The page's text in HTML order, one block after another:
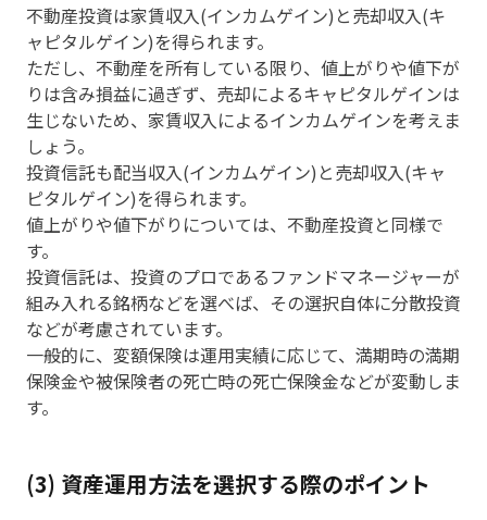
不動産投資は家賃収入(インカムゲイン)と売却収入(キ
ャピタルゲイン)を得られます。
ただし、不動産を所有している限り、値上がりや値下が
りは含み損益に過ぎず、売却によるキャピタルゲインは
生じないため、家賃収入によるインカムゲインを考えま
しょう。
投資信託も配当収入(インカムゲイン)と売却収入(キャ
ピタルゲイン)を得られます。
値上がりや値下がりについては、不動産投資と同様で
す。
投資信託は、投資のプロであるファンドマネージャーが
組み入れる銘柄などを選べば、その選択自体に分散投資
などが考慮されています。
一般的に、変額保険は運用実績に応じて、満期時の満期
保険金や被保険者の死亡時の死亡保険金などが変動しま
す。
(3) 資産運用方法を選択する際のポイント